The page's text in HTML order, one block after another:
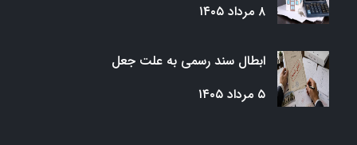
۸ مرداد ۱۴۰۵
ابطال سند رسمی به علت جعل
۵ مرداد ۱۴۰۵